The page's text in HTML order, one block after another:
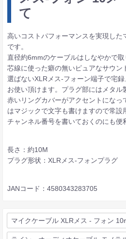
て
高いコストパフォーマンスを実現した
です。
直径約6mmのケーブルはしなやかで
芯線に使った癖の無いピュアなサウン
選ばないXLRメス-フォーン端子で宅
お使い頂けます。プラグ部にはメタル
赤いリングカバーがアクセントになっ
はマジックで文字も書けますので常設
チャンネル番号を書いておくのにも便
長さ：約10M
プラグ形状：XLRメス-フォンプラグ
JANコード：4580343283705
マイクケーブル XLRメス - フォン